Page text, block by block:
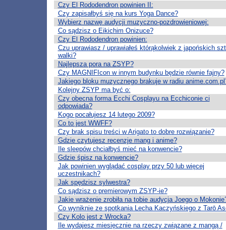
Czy El Rododendron powinien II:
Czy zapisałbyś się na kurs Yoga Dance?
Wybierz nazwę audycji muzyczno-pozdrowieniowej:
Co sądzisz o Eikichim Onizuce?
Czy El Rododendron powinien:
Czu uprawiasz / uprawiałeś którąkolwiek z japońskich
walki?
Najlepsza pora na ZSYP?
Czy MAGNIFIcon w innym budynku będzie równie fajny?
Jakiego bloku muzycznego brakuje w radiu
Kolejny ZSYP ma być o:
Czy obecna forma Ecchi Cosplayu na Ecchiconie ci
odpowiada?
Kogo pocałujesz 14 lutego 2009?
Co to jest WWFF?
Czy brak spisu treści w Arigato to dobre rozwiązanie?
Gdzie czytujesz recenzje mang i anime?
Ile sleepów chciałbyś mieć na konwencie?
Gdzie śpisz na konwencie?
Jak powinien wyglądać cosplay przy 50 lub więcej
uczestnikach?
Jak spędzisz sylwestra?
Co sądzisz o premierowym ZSYP-ie?
Jakie wrażenie zrobiła na tobie audycja Joego o
Co wyniknie ze spotkania Lecha Kaczyńskiego z Tarō
Czy Kolo jest z Wrocka?
Ile wydajesz miesięcznie na rzeczy związane z mangą /